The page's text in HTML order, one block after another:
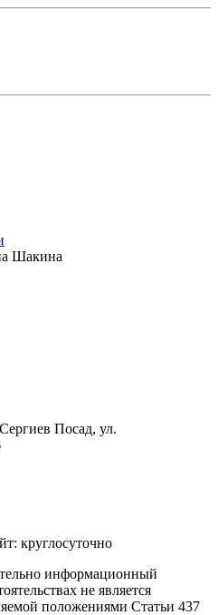
Шакина
Посад, ул.
круглосуточно
информационный
не является
положениями Статьи 437